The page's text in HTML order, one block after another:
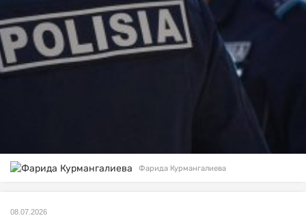
Фарида Курмангалиева
08.07.2026